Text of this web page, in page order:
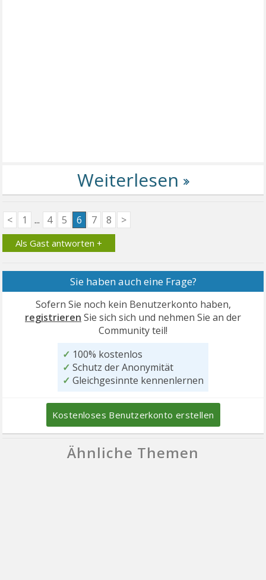
< 1 ... 4 5 6 7 8 >
Als Gast antworten +
Sie haben auch eine Frage?
Sofern Sie noch kein Benutzerkonto haben,
registrieren Sie sich sich und nehmen Sie an der
Community teil!
✓ 100% kostenlos
✓ Schutz der Anonymität
✓ Gleichgesinnte kennenlernen
Kostenloses Benutzerkonto erstellen
Ähnliche Themen